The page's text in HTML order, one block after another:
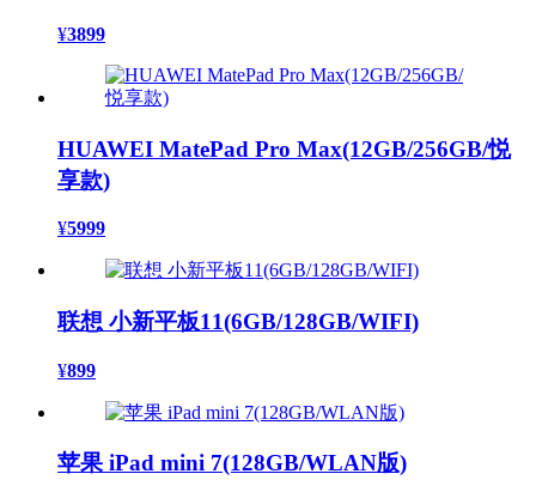
¥3899
HUAWEI MatePad Pro Max(12GB/256GB/悦
享款)
¥5999
联想 小新平板11(6GB/128GB/WIFI)
¥899
苹果 iPad mini 7(128GB/WLAN版)